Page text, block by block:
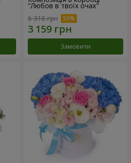
"Любов в твоїх очах"
6 318 грн
Замовити